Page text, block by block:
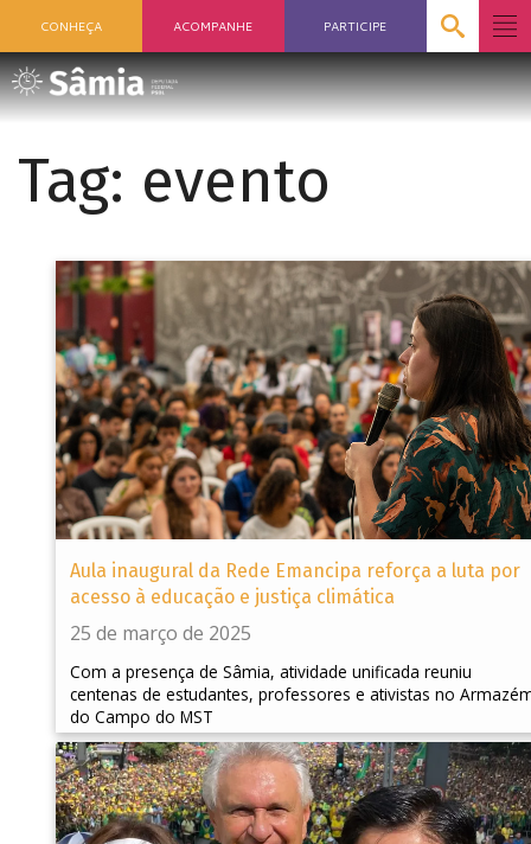
CONHEÇA ACOMPANHE PARTICIPE
Tag: evento
Aula inaugural da Rede Emancipa reforça a luta por
acesso à educação e justiça climática
25 de março de 2025
Com a presença de Sâmia, atividade unificada reuniu
centenas de estudantes, professores e ativistas no
do Campo do MST